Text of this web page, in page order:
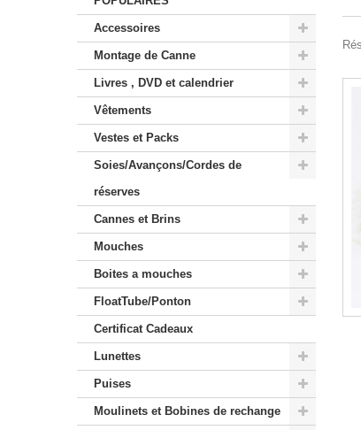
Accessoires
Montage de Canne
Livres , DVD et calendrier
Vêtements
Vestes et Packs
Soies/Avançons/Cordes de
réserves
Cannes et Brins
Mouches
Boites a mouches
FloatTube/Ponton
Certificat Cadeaux
Lunettes
Puises
Moulinets et Bobines de rechange